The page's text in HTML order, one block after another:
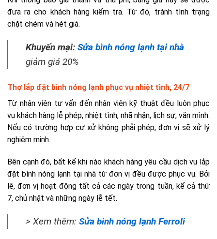
đưa ra cho khách hàng kiểm tra. Từ đó, tránh tình trạng
chặt chém và hét giá.
Khuyến mại: Sửa bình nóng lạnh tại nhà
giảm giá 20%
Thợ lắp đặt bình nóng lạnh phục vụ nhiệt tình, 24/7
Từ nhân viên tư vấn đến nhân viên kỹ thuật đều luôn phục
vụ khách hàng lễ phép, nhiệt tình, nhã nhặn, lịch sự, văn mình.
Nếu có trường hợp cư xử không phải phép, đơn vị sẽ xử lý
nghiêm minh.
Bên cạnh đó, bất kể khi nào khách hàng yêu cầu dịch vụ lắp
đặt bình nóng lạnh tại nhà từ đơn vị đều được phục vụ. Bởi
lẽ, đơn vị hoạt động tất cả các ngày trong tuần, kể cả thứ
7, chủ nhật và những ngày lễ tết.
> Xem thêm: Sửa bình nóng lạnh Ferroli